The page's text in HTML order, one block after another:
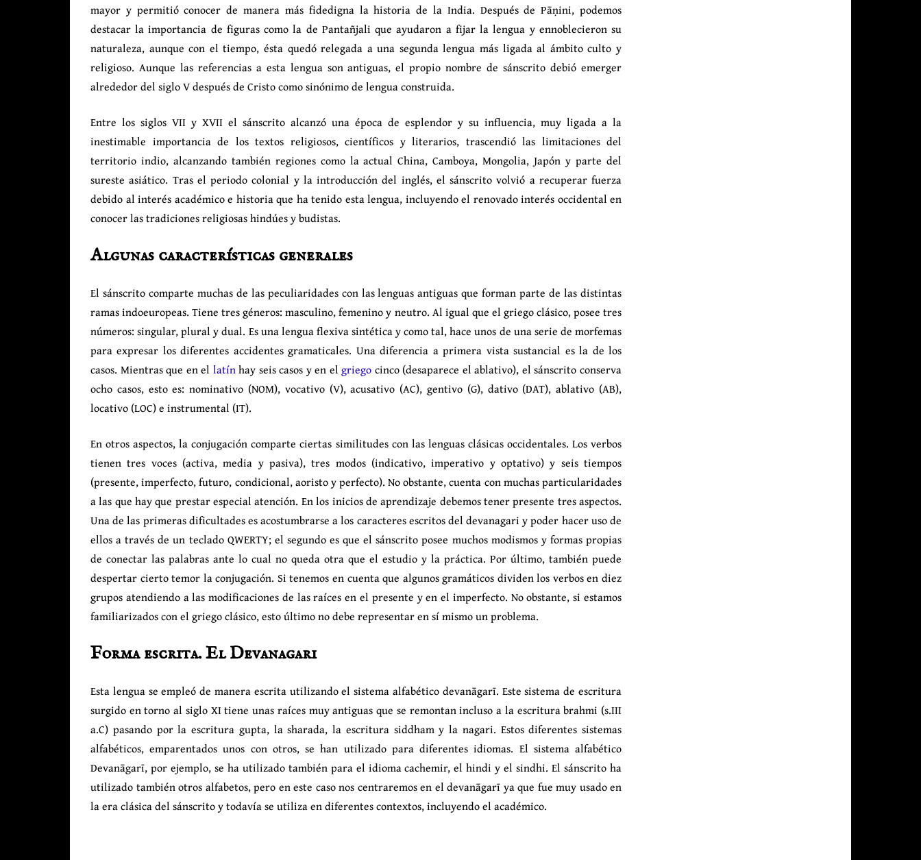
mayor y permitió conocer de manera más fidedigna la historia de la India. Después de Pāṇini, podemos
destacar la importancia de figuras como la de Pantañjali que ayudaron a fijar la lengua y ennoblecieron su
naturaleza, aunque con el tiempo, ésta quedó relegada a una segunda lengua más ligada al ámbito culto y
religioso. Aunque las referencias a esta lengua son antiguas, el propio nombre de sánscrito debió emerger
alrededor del siglo V después de Cristo como sinónimo de lengua construida.
Entre los siglos VII y XVII el sánscrito alcanzó una época de esplendor y su influencia, muy ligada a la
inestimable importancia de los textos religiosos, científicos y literarios, trascendió las limitaciones del
territorio indio, alcanzando también regiones como la actual China, Camboya, Mongolia, Japón y parte del
sureste asiático. Tras el periodo colonial y la introducción del inglés, el sánscrito volvió a recuperar fuerza
debido al interés académico e historia que ha tenido esta lengua, incluyendo el renovado interés occidental en
conocer las tradiciones religiosas hindúes y budistas.
Algunas características generales
El sánscrito comparte muchas de las peculiaridades con las lenguas antiguas que forman parte de las distintas
ramas indoeuropeas. Tiene tres géneros: masculino, femenino y neutro. Al igual que el griego clásico, posee tres
números: singular, plural y dual. Es una lengua flexiva sintética y como tal, hace unos de una serie de morfemas
para expresar los diferentes accidentes gramaticales. Una diferencia a primera vista sustancial es la de los
casos. Mientras que en el latínhay seis casos y en elgriego cinco (desaparece el ablativo), el sánscrito conserva
ocho casos, esto es: nominativo (NOM), vocativo (V), acusativo (AC), gentivo (G), dativo (DAT), ablativo (AB),
locativo (LOC) e instrumental (IT).
En otros aspectos, la conjugación comparte ciertas similitudes con las lenguas clásicas occidentales. Los verbos
tienen tres voces (activa, media y pasiva), tres modos (indicativo, imperativo y optativo) y seis tiempos
(presente, imperfecto, futuro, condicional, aoristo y perfecto). No obstante, cuenta con muchas particularidades
a las que hay que prestar especial atención. En los inicios de aprendizaje debemos tener presente tres aspectos.
Una de las primeras dificultades es acostumbrarse a los caracteres escritos del devanagari y poder hacer uso de
ellos a través de un teclado QWERTY; el segundo es que el sánscrito posee muchos modismos y formas propias
de conectar las palabras ante lo cual no queda otra que el estudio y la práctica. Por último, también puede
despertar cierto temor la conjugación. Si tenemos en cuenta que algunos gramáticos dividen los verbos en diez
grupos atendiendo a las modificaciones de las raíces en el presente y en el imperfecto. No obstante, si estamos
familiarizados con el griego clásico, esto último no debe representar en sí mismo un problema.
Forma escrita. El Devanagari
Esta lengua se empleó de manera escrita utilizando el sistema alfabético devanāgarī. Este sistema de escritura
surgido en torno al siglo XI tiene unas raíces muy antiguas que se remontan incluso a la escritura brahmi (s.III
a.C) pasando por la escritura gupta, la sharada, la escritura siddham y la nagari. Estos diferentes sistemas
alfabéticos, emparentados unos con otros, se han utilizado para diferentes idiomas. El sistema alfabético
Devanāgarī, por ejemplo, se ha utilizado también para el idioma cachemir, el hindi y el sindhi. El sánscrito ha
utilizado también otros alfabetos, pero en este caso nos centraremos en el devanāgarī ya que fue muy usado en
la era clásica del sánscrito y todavía se utiliza en diferentes contextos, incluyendo el académico.